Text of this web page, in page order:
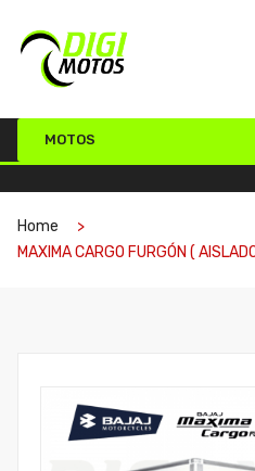
MOTOS
Home
MAXIMA CARGO FURGÓN (